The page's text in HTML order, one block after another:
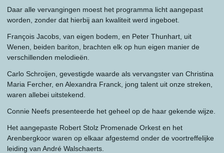
Daar alle vervangingen moest het programma licht aangepast
worden, zonder dat hierbij aan kwaliteit werd ingeboet.
François Jacobs, van eigen bodem, en Peter Thunhart, uit
Wenen, beiden bariton, brachten elk op hun eigen manier de
verschillenden melodieën.
Carlo Schroijen, gevestigde waarde als vervangster van Christina
Maria Fercher, en Alexandra Franck, jong talent uit onze streken,
waren allebei uitstekend.
Connie Neefs presenteerde het geheel op de haar gekende wijze.
Het aangepaste Robert Stolz Promenade Orkest en het
Arenbergkoor waren op elkaar afgestemd onder de voortreffelijke
leiding van André Walschaerts.